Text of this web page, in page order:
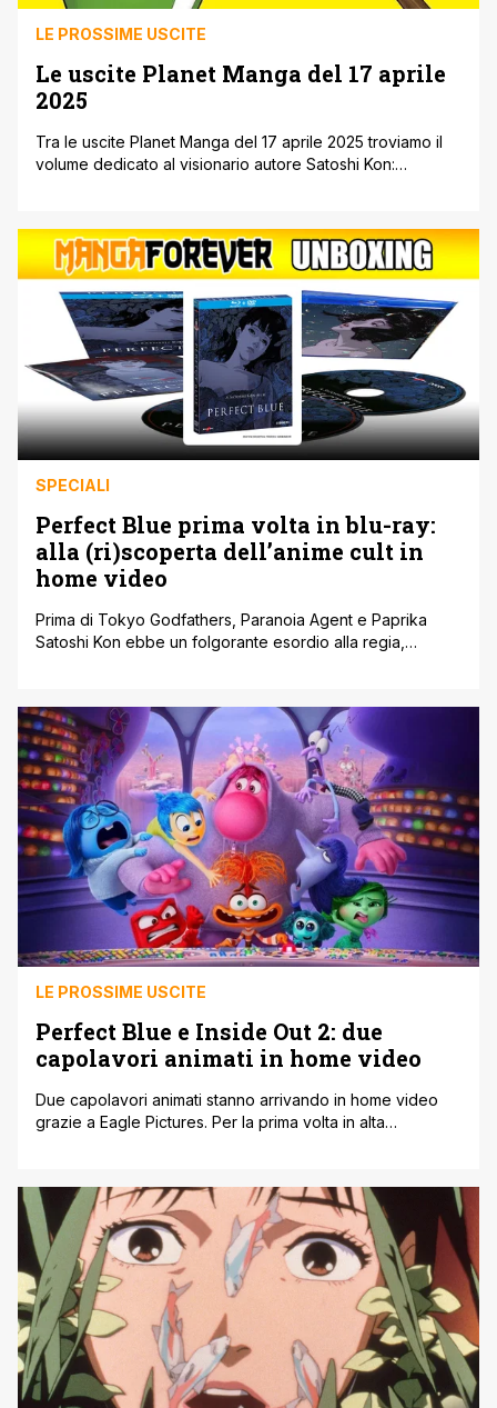
LE PROSSIME USCITE
Le uscite Planet Manga del 17 aprile
2025
Tra le uscite Planet Manga del 17 aprile 2025 troviamo il
volume dedicato al visionario autore Satoshi Kon:
volumi di Mujina Into the Deep e di Kokoro No Program,
due nuovi volumi delle serie di Naoki [']
SPECIALI
Perfect Blue prima volta in blu-ray:
alla (ri)scoperta dell’anime cult in
home video
Prima di Tokyo Godfathers, Paranoia Agent e Paprika
Satoshi Kon ebbe un folgorante esordio alla regia,
prima volta in blu-ray ' dopo essere stato riportato al
cinema in alta definizione ' e in edizione da collezione
grazie a Eagle Pictures Home [']
LE PROSSIME USCITE
Perfect Blue e Inside Out 2: due
capolavori animati in home video
Due capolavori animati stanno arrivando in home video
grazie a Eagle Pictures. Per la prima volta in alta
2 dal 9 ottobre, nei formati DVD, Blu-Ray e Steelbook Blu-
ray. Vediamoli nel dettaglio. Perfect Blue per la prima volta
[']